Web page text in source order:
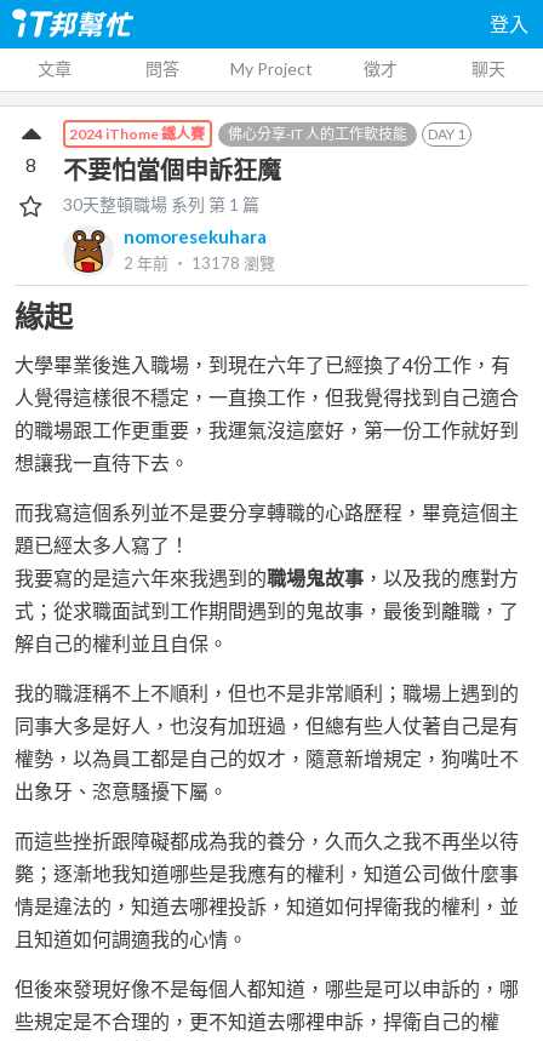
登入
文章 問答 My Project 徵才 聊天
2024 iThome 鐵人賽 佛心分享-IT 人的工作軟技能 DAY 1
不要怕當個申訴狂魔
30天整頓職場 系列 第 1 篇
nomoresekuhara
2 年前 ‧ 13178 瀏覽
8
緣起
大學畢業後進入職場，到現在六年了已經換了4份工作，有
人覺得這樣很不穩定，一直換工作，但我覺得找到自己適合
的職場跟工作更重要，我運氣沒這麼好，第一份工作就好到
想讓我一直待下去。
而我寫這個系列並不是要分享轉職的心路歷程，畢竟這個主
題已經太多人寫了！
我要寫的是這六年來我遇到的職場鬼故事 ，以及我的應對方
式；從求職面試到工作期間遇到的鬼故事，最後到離職，了
解自己的權利並且自保。
我的職涯稱不上不順利，但也不是非常順利；職場上遇到的
同事大多是好人，也沒有加班過，但總有些人仗著自己是有
權勢，以為員工都是自己的奴才，隨意新增規定，狗嘴吐不
出象牙、恣意騷擾下屬。
而這些挫折跟障礙都成為我的養分，久而久之我不再坐以待
斃；逐漸地我知道哪些是我應有的權利，知道公司做什麼事
情是違法的，知道去哪裡投訴，知道如何捍衛我的權利，並
且知道如何調適我的心情。
但後來發現好像不是每個人都知道，哪些是可以申訴的，哪
些規定是不合理的，更不知道去哪裡申訴，捍衛自己的權